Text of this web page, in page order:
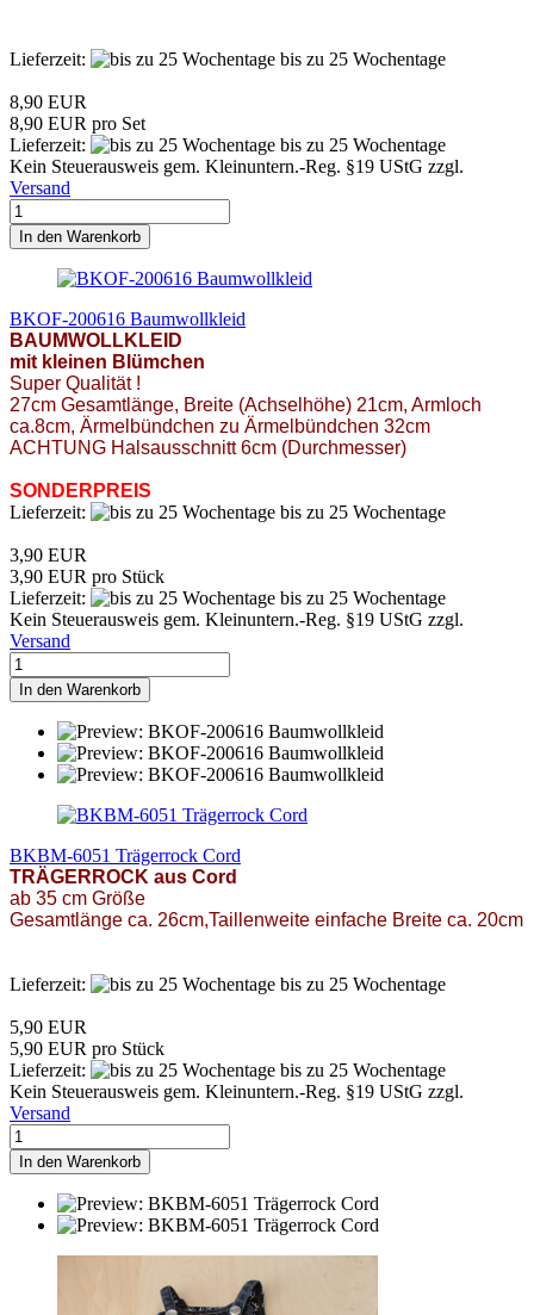
Lieferzeit: bis zu 25 Wochentage
8,90 EUR
8,90 EUR pro Set
Lieferzeit:
bis zu 25 Wochentage
Kein Steuerausweis gem. Kleinuntern.-Reg. §19 UStG zzgl.
Versand
In den Warenkorb
BKOF-200616 Baumwollkleid
BAUMWOLLKLEID
mit kleinen Blümchen
Super Qualität !
27cm Gesamtlänge, Breite (Achselhöhe) 21cm, Armloch
ca.8cm, Ärmelbündchen zu Ärmelbündchen 32cm
ACHTUNG Halsausschnitt 6cm (Durchmesser)
SONDERPREIS
Lieferzeit:
bis zu 25 Wochentage
3,90 EUR
3,90 EUR pro Stück
Lieferzeit:
bis zu 25 Wochentage
Kein Steuerausweis gem. Kleinuntern.-Reg. §19 UStG zzgl.
Versand
In den Warenkorb
BKBM-6051 Trägerrock Cord
TRÄGERROCK aus Cord
ab 35 cm Größe
Gesamtlänge ca. 26cm,Taillenweite einfache Breite ca. 20cm
Lieferzeit: bis zu 25 Wochentage
5,90 EUR
5,90 EUR pro Stück
Lieferzeit:
bis zu 25 Wochentage
Kein Steuerausweis gem. Kleinuntern.-Reg. §19 UStG zzgl.
Versand
In den Warenkorb